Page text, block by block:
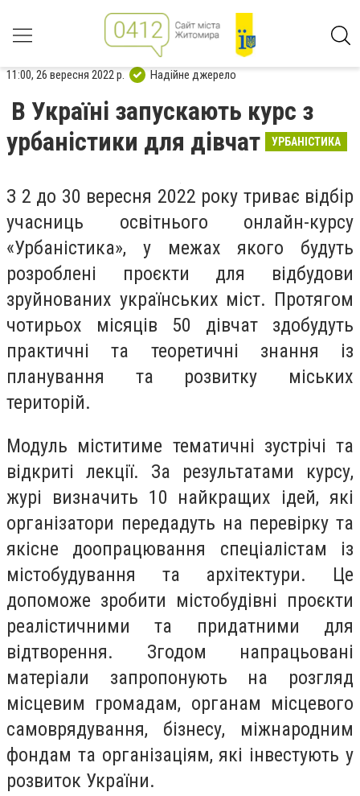
11:00, 26 вересня 2022 р. Надійне джерело
В Україні запускають курс з
урбаністики для дівчат
УРБАНІСТИКА
З 2 до 30 вересня 2022 року триває відбір
учасниць освітнього онлайн-курсу
«Урбаністика», у межах якого будуть
розроблені проєкти для відбудови
зруйнованих українських міст. Протягом
чотирьох місяців 50 дівчат здобудуть
практичні та теоретичні знання із
планування та розвитку міських
територій.
Модуль міститиме тематичні зустрічі та
відкриті лекції. За результатами курсу,
журі визначить 10 найкращих ідей, які
організатори передадуть на перевірку та
якісне доопрацювання спеціалістам із
містобудування та архітектури. Це
допоможе зробити містобудівні проєкти
реалістичними та придатними для
відтворення. Згодом напрацьовані
матеріали запропонують на розгляд
місцевим громадам, органам місцевого
самоврядування, бізнесу, міжнародним
фондам та організаціям, які інвестують у
розвиток України.